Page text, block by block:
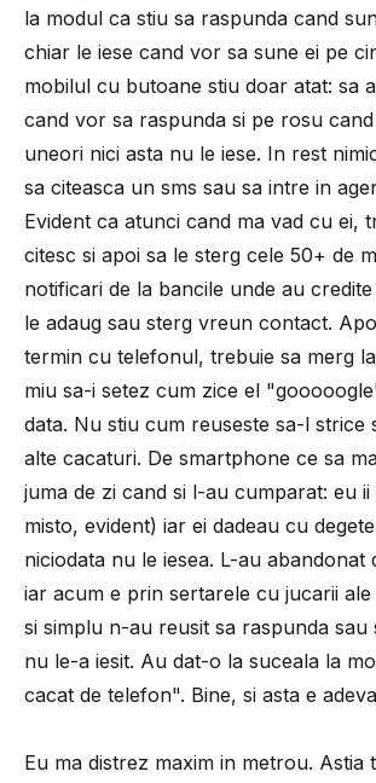
la modul ca stiu sa raspunda cand
chiar le iese cand vor sa sune ei pe
mobilul cu butoane stiu doar atat: sa
cand vor sa raspunda si pe rosu
uneori nici asta nu le iese. In rest
sa citeasca un sms sau sa intre in
Evident ca atunci cand ma vad cu ei,
citesc si apoi sa le sterg cele 50+ de
notificari de la bancile unde au
le adaug sau sterg vreun contact.
termin cu telefonul, trebuie sa merg
miu sa-i setez cum zice el
data. Nu stiu cum reuseste sa-l strice
alte cacaturi. De smartphone ce sa
juma de zi cand si l-au cumparat: eu
misto, evident) iar ei dadeau cu
niciodata nu le iesea. L-au abandonat
iar acum e prin sertarele cu jucarii
si simplu n-au reusit sa raspunda sau
nu le-a iesit. Au dat-o la suceala la
cacat de telefon". Bine, si asta e
Eu ma distrez maxim in metrou. Astia